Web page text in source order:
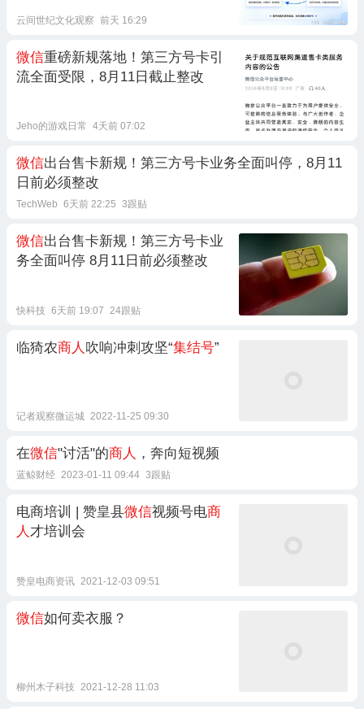
云间世纪文化观察 前天 16:29
微信重磅新规落地！第三方号卡引
流全面受限，8月11日截止整改
Jeho的游戏日常 4天前 07:02
微信出台售卡新规！第三方号卡业务全面叫停，8月11
日前必须整改
TechWeb 6天前 22:25 3跟贴
微信出台售卡新规！第三方号卡业
务全面叫停 8月11日前必须整改
快科技 6天前 19:07 24跟贴
临猗农商人 吹响冲刺攻坚“集结号”
记者观察微运城 2022-11-25 09:30
在微信"讨活"的商人 ，奔向短视频
蓝鲸财经 2023-01-11 09:44 3跟贴
电商培训 | 赞皇县微信视频号电商
人才培训会
赞皇电商资讯 2021-12-03 09:51
微信如何卖衣服？
柳州木子科技 2021-12-28 11:03